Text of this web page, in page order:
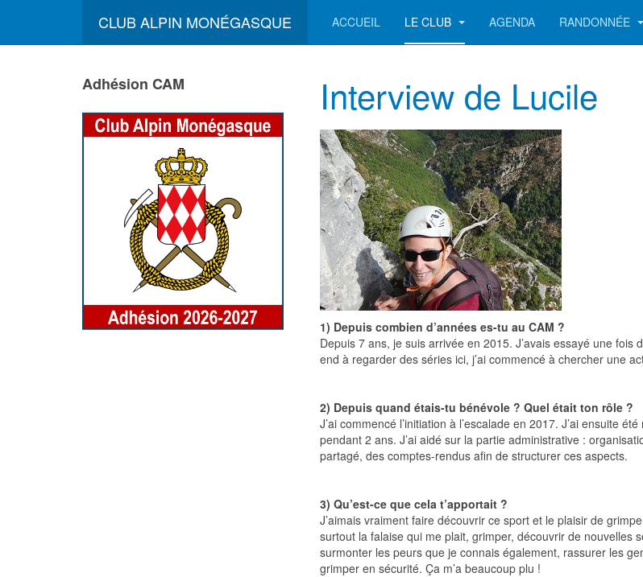
CLUB ALPIN MONÉGASQUE ACCUEIL LE CLUB AGENDA RANDONNÉE
Interview de Lucile
1) Depuis combien d’années es-tu au CAM ?
Depuis 7 ans, je suis arrivée en 2015. J’avais essayé une fois
end à regarder des séries ici, j’ai commencé à chercher une
2) Depuis quand étais-tu bénévole ? Quel était ton rôle ?
J’ai commencé l’initiation à l’escalade en 2017. J’ai ensuite
pendant 2 ans. J’ai aidé sur la partie administrative :
partagé, des comptes-rendus afin de structurer ces aspects.
3) Qu’est-ce que cela t’apportait ?
J’aimais vraiment faire découvrir ce sport et le plaisir de
surtout la falaise qui me plait, grimper, découvrir de nouvelles
surmonter les peurs que je connais également, rassurer les
grimper en sécurité. Ça m’a beaucoup plu !
Adhésion CAM